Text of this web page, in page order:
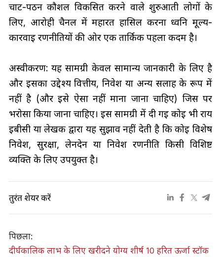
चार्ट-पठन कौशल विकसित करने वाले शुरुआती लोगों के
लिए, आरोही चैनल में महारत हासिल करना ध्वनि मूल्य-
कार्रवाई रणनीतियों की ओर एक तार्किक पहला कदम है।
अस्वीकरण: यह सामग्री केवल सामान्य जानकारी के लिए है
और इसका उद्देश्य वित्तीय, निवेश या अन्य सलाह के रूप में
नहीं है (और इसे ऐसा नहीं माना जाना चाहिए) जिस पर
भरोसा किया जाना चाहिए। इस सामग्री में दी गई कोई भी राय
ईबीसी या लेखक द्वारा यह सुझाव नहीं देती है कि कोई विशेष
निवेश, सुरक्षा, लेनदेन या निवेश रणनीति किसी विशिष्ट
व्यक्ति के लिए उपयुक्त है।
तुरंत शेयर करें
पिछला:
दीर्घकालिक लाभ के लिए खरीदने योग्य शीर्ष 10 हरित ऊर्जा स्टॉक